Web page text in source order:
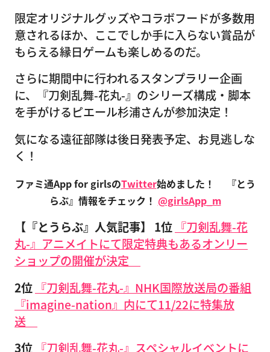
限定オリジナルグッズやコラボフードが多数用
意されるほか、ここでしか手に入らない賞品が
もらえる縁日ゲームも楽しめるのだ。
さらに期間中に行われるスタンプラリー企画
に、『刀剣乱舞-花丸-』のシリーズ構成・脚本
を手がけるピエール杉浦さんが参加決定！
気になる遠征部隊は後日発表予定、お見逃しな
く！
ファミ通App for girlsのTwitter始めました！
『とう
らぶ』情報をチェック！ @girlsApp_m
【『とうらぶ』人気記事】 1位 『刀剣乱舞-花
丸-』アニメイトにて限定特典もあるオンリー
ショップの開催が決定
2位 『刀剣乱舞-花丸-』NHK国際放送局の番組
『imagine-nation』内にて11/22に特集放
送
3位 『刀剣乱舞-花丸-』スペシャルイベントに